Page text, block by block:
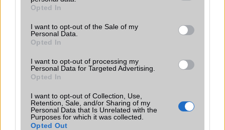
grant or deny consent to Google and its third-party tags to
use your data for below specified purposes in below Google
consent section.
Opted In
I want to opt-out of the Sale of my
Personal Data.
Opted In
I want to opt-out of processing my
Personal Data for Targeted Advertising.
Opted In
I want to opt-out of Collection, Use,
Retention, Sale, and/or Sharing of my
Personal Data that Is Unrelated with the
Purposes for which it was collected.
Opted Out
Motorola
Samsung
Xiaomi